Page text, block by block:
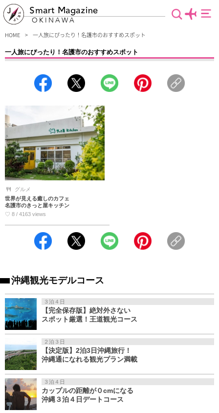
Smart Magazine
OKINAWA
HOME 一人旅にぴったり！名護市のおすすめスポット
一人旅にぴったり！名護市のおすすめスポット
人だからこそ、誰にも邪魔されない優雅な時間を過ごして、のんびり気ままな沖縄
旅行にするべき♪今回は「おひとりさま」でも入りやすいお店や１人だからこそ楽
グルメ
世界が見える癒しのカフェ
名護市のきっと屋キッチン
♡ 8 / 4163 views
沖縄観光モデルコース
３泊４日
【完全保存版】絶対外さない
スポット厳選！王道観光コース
２泊３日
【決定版】2泊3日沖縄旅行！
沖縄通になれる観光プラン満載
３泊４日
カップルの距離が０cmになる
沖縄３泊４日デートコース